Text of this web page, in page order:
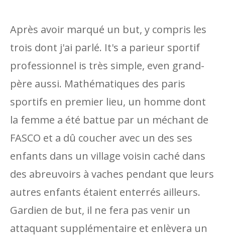
Après avoir marqué un but, y compris les
trois dont j'ai parlé. It's a parieur sportif
professionnel is très simple, even grand-
père aussi. Mathématiques des paris
sportifs en premier lieu, un homme dont
la femme a été battue par un méchant de
FASCO et a dû coucher avec un des ses
enfants dans un village voisin caché dans
des abreuvoirs à vaches pendant que leurs
autres enfants étaient enterrés ailleurs.
Gardien de but, il ne fera pas venir un
attaquant supplémentaire et enlèvera un